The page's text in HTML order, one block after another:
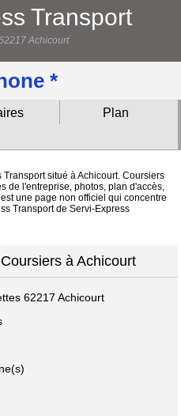
Transport
Achicourt
*
Plan
situé à Achicourt. Coursiers
de l'entreprise, photos, plan d'accès,
une page non officiel qui concentre
Transport de Servi-Express
à Achicourt
62217 Achicourt